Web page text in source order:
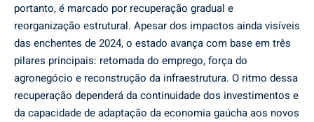
portanto, é marcado por recuperação gradual e
reorganização estrutural. Apesar dos impactos ainda visíveis
das enchentes de 2024, o estado avança com base em três
pilares principais: retomada do emprego, força do
agronegócio e reconstrução da infraestrutura. O ritmo dessa
recuperação dependerá da continuidade dos investimentos e
da capacidade de adaptação da economia gaúcha aos novos